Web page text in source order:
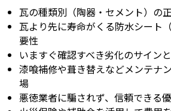
瓦の種類別（陶器・セメント）の
瓦より先に寿命がくる防水シート
要性
いますぐ確認すべき劣化のサイン
漆喰補修や葺き替えなどメンテナ
場
悪徳業者に騙されず、信頼できる